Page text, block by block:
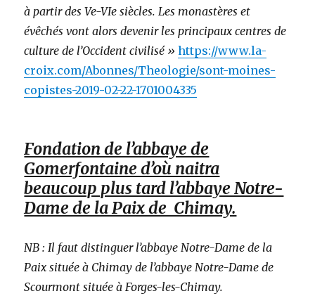
à partir des Ve-VIe siècles. Les monastères et
évêchés vont alors devenir les principaux centres de
culture de l’Occident civilisé » https://www.la-
croix.com/Abonnes/Theologie/sont-moines-
copistes-2019-02-22-1701004335
Fondation de l’abbaye de
Gomerfontaine d’où naitra
beaucoup plus tard l’abbaye Notre-
Dame de la Paix de Chimay.
NB : Il faut distinguer l’abbaye Notre-Dame de la
Paix située à Chimay de l’abbaye Notre-Dame de
Scourmont située à Forges-les-Chimay.